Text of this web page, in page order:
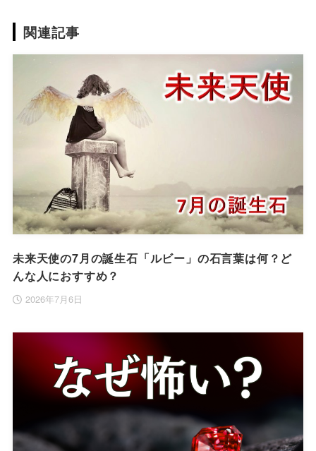
関連記事
未来天使の7月の誕生石「ルビー」の石言葉は何？ど
んな人におすすめ？
2026年7月6日